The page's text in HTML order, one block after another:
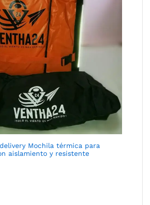
Mochila térmica para
aislamiento y resistente